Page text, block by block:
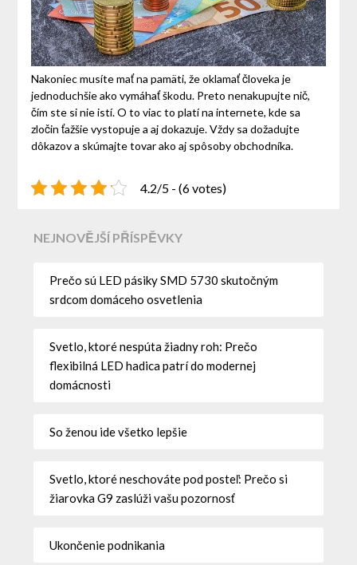
Nakoniec musíte mať na pamäti, že oklamať človeka je
jednoduchšie ako vymáhať škodu. Preto nenakupujte nič,
čím ste si nie istí. O to viac to platí na internete, kde sa
zločin ťažšie vystopuje a aj dokazuje. Vždy sa dožadujte
dôkazov a skúmajte tovar ako aj spôsoby obchodníka.
4.2/5 - (6 votes)
NEJNOVĚJŠÍ PŘÍSPĚVKY
Prečo sú LED pásiky SMD 5730 skutočným
srdcom domáceho osvetlenia
Svetlo, ktoré nespúta žiadny roh: Prečo
flexibilná LED hadica patrí do modernej
domácnosti
So ženou ide všetko lepšie
Svetlo, ktoré neschováte pod posteľ: Prečo si
žiarovka G9 zaslúži vašu pozornosť
Ukončenie podnikania